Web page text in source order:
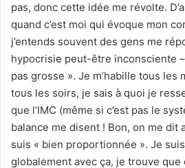
pas, donc cette idée me révolte.
quand c’est moi qui évoque mon
j’entends souvent des gens me
hypocrisie peut-être inconsciente –
pas grosse ». Je m’habille tous les
tous les soirs, je sais à quoi je
que l’IMC (même si c’est pas le
balance me disent ! Bon, on me dit
suis « bien proportionnée ». Je suis
globalement avec ça, je trouve que